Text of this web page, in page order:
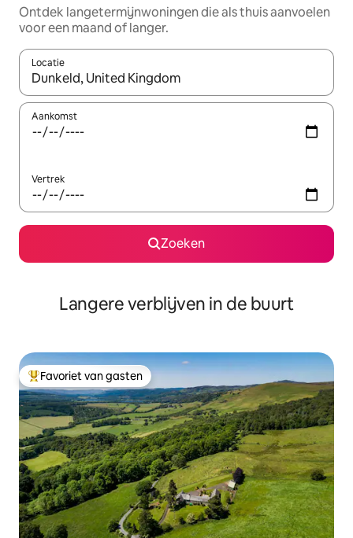
Ontdek langetermijnwoningen die als thuis aanvoelen
voor een maand of langer.
Locatie
Wanneer er resultaten beschikbaar zijn, maak je een keuze
Aankomst
Vertrek
Zoeken
Langere verblijven in de buurt
Topfavoriet van gasten
Favoriet van gasten